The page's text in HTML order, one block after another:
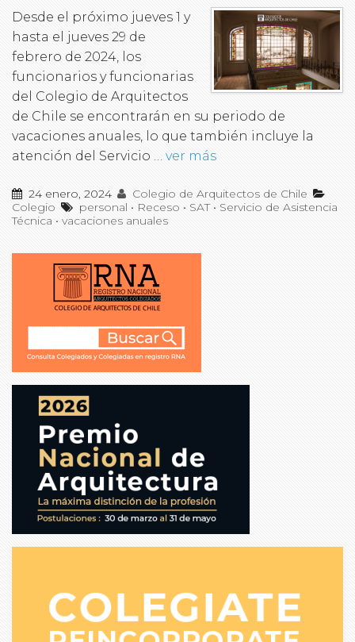
Desde el próximo jueves 1 y
hasta el jueves 29 de
febrero de 2024, los
funcionarios y funcionarias
del Colegio de Arquitectos
de Chile se encontrarán en su periodo de
vacaciones anuales, lo que también incluye la
atención del Servicio … ver más
24 enero, 2024
Colegio de Arquitectos de Chile
Colegio
personal • Receso • SAT• Servicio de Asistencia
Técnica • vacaciones anuales